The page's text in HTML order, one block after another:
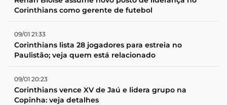
Corinthians como gerente de futebol
09/01 21:33
Corinthians lista 28 jogadores para estreia no
Paulistão; veja quem está relacionado
09/01 20:23
Corinthians vence XV de Jaú e lidera grupo na
Copinha: veja detalhes